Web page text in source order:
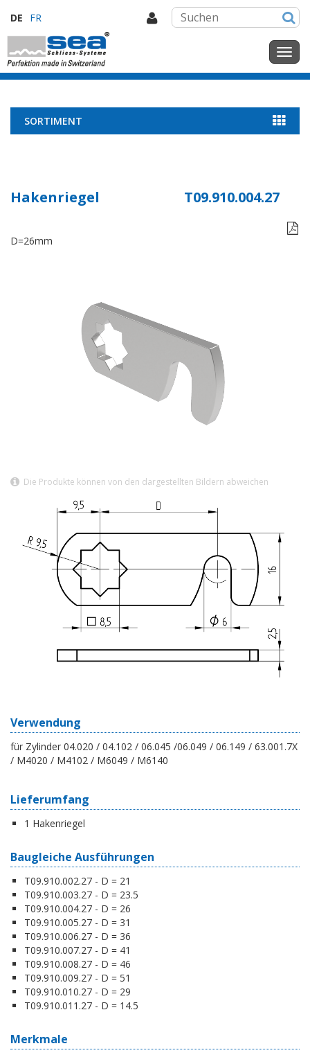
DE FR
SORTIMENT
Hakenriegel T09.910.004.27

D=26mm
Die Produkte können von den dargestellten Bildern abweichen
Verwendung
für Zylinder 04.020 / 04.102 / 06.045 /06.049 / 06.149 / 63.001.7X
/ M4020 / M4102 / M6049 / M6140
Lieferumfang
1 Hakenriegel
Baugleiche Ausführungen
T09.910.002.27 - D = 21
T09.910.003.27 - D = 23.5
T09.910.004.27 - D = 26
T09.910.005.27 - D = 31
T09.910.006.27 - D = 36
T09.910.007.27 - D = 41
T09.910.008.27 - D = 46
T09.910.009.27 - D = 51
T09.910.010.27 - D = 29
T09.910.011.27 - D = 14.5
Merkmale